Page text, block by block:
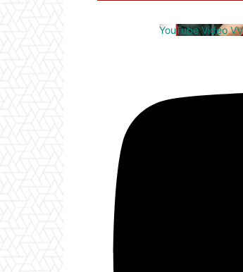
YouTube Video